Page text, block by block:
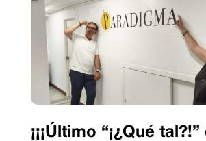
¡¡¡Último “¡¿Qué